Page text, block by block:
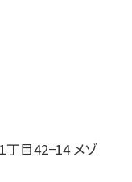
目42−14 メゾ